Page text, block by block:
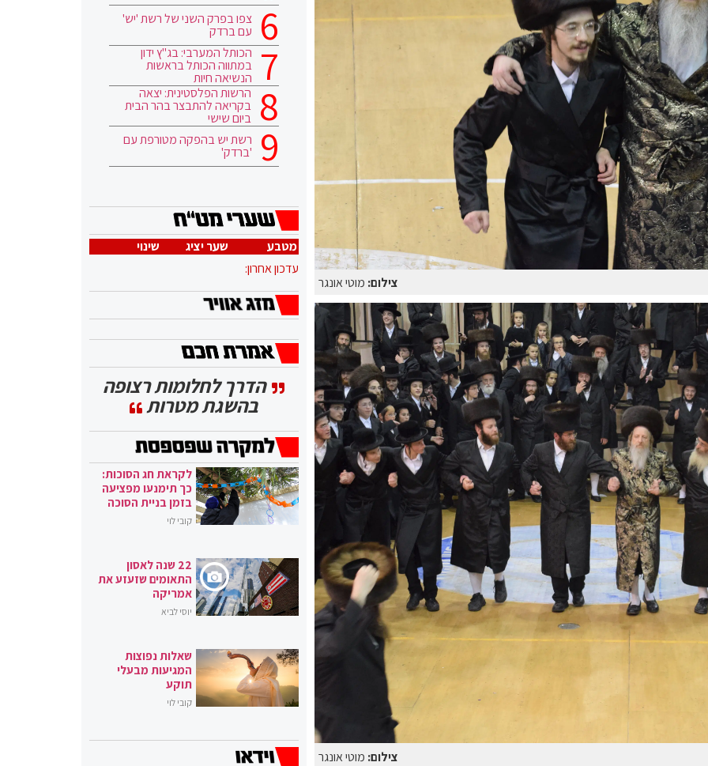
צילום: מוטי אונגר
צילום: מוטי אונגר
צפו בפרק השני של רשת 'יש'
עם ברדק
הכותל המערבי: בג"ץ ידון
במתווה הכותל בראשות
הנשיאה חיות
הרשות הפלסטינית: יצאה
בקריאה להתבצר בהר הבית
ביום שישי
רשת יש בהפקה מטורפת עם
'ברדק'
מטבע שער יציג
שינוי
עדכון אחרון:
הדרך לחלומות רצופה
בהשגת מטרות
לקראת חג הסוכות:
כך תימנעו מפציעה
בזמן בניית הסוכה
קובי לוי
22 שנה לאסון
התאומים שזעזע את
אמריקה
יוסי לביא
שאלות נפוצות
המגיעות מבעלי
תוקע
קובי לוי